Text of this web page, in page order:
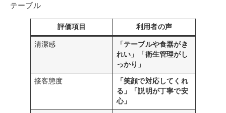
テーブル
評価項目 利用者の声
清潔感
「テーブルや食器がき
れい」「衛生管理がし
っかり」
接客態度
「笑顔で対応してくれ
る」「説明が丁寧で安
心」